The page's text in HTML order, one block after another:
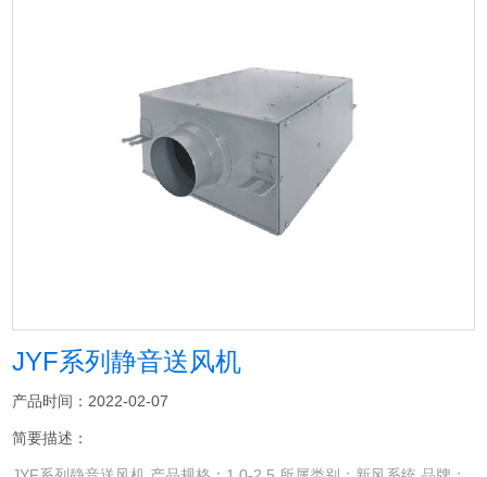
JYF系列静音送风机
产品时间：2022-02-07
简要描述：